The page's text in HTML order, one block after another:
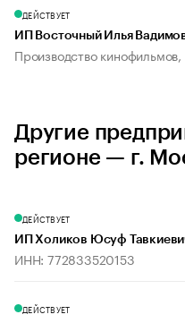
ДЕЙСТВУЕТ
ИП Восточный Илья
Производство
Другие
регионе — г.
ДЕЙСТВУЕТ
ИП Холиков Юсуф
ИНН: 772833520153
ДЕЙСТВУЕТ